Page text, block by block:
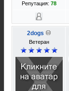
Репутация: 78
2dogs
Ветеран